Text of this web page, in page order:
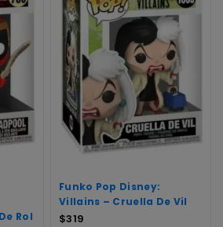
Rol
Funko Pop Disney:
Villains – Cruella De Vil
$319